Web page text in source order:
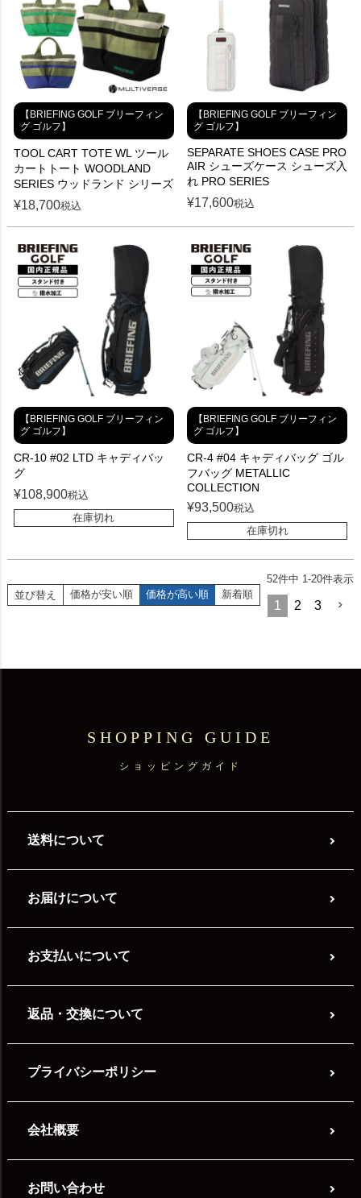
【BRIEFING GOLF ブリーフィン
グ ゴルフ】
TOOL CART TOTE WL ツール
カートトート WOODLAND
SERIES ウッドランド シリーズ
¥18,700税込
【BRIEFING GOLF ブリーフィン
グ ゴルフ】
SEPARATE SHOES CASE PRO
AIR シューズケース シューズ入
れ PRO SERIES
¥17,600税込
【BRIEFING GOLF ブリーフィン
グ ゴルフ】
CR-10 #02 LTD キャディバッ
グ
¥108,900税込
在庫切れ
【BRIEFING GOLF ブリーフィン
グ ゴルフ】
CR-4 #04 キャディバッグ ゴル
フバッグ METALLIC
COLLECTION
¥93,500税込
在庫切れ
並び替え 価格が安い順 価格が高い順 新着順
52件中 1-20件表示
1 2 3
SHOPPING GUIDE
ショッピングガイド
送料について
お届けについて
お支払いについて
返品・交換について
プライバシーポリシー
会社概要
お問い合わせ